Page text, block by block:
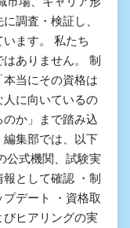
調査・検証し、
ます。 私たち
ありません。 制
当にその資格は
に向いているの
か」まで踏み込
編集部では、以下
公式機関、試験実
として確認 ・制
デート ・資格取
ヒアリングの実